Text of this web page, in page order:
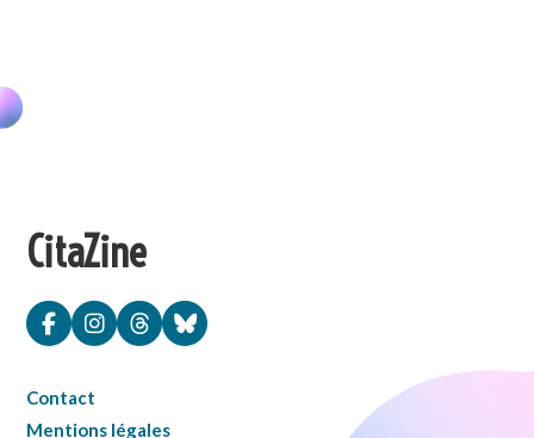
CitaZine
Contact
Mentions légales